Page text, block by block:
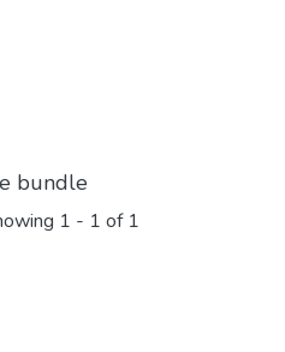
bundle
1 - 1 of 1